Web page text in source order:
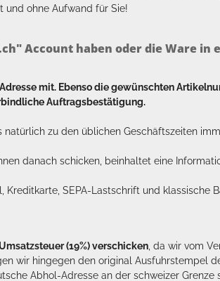
und ohne Aufwand für Sie!
Account haben oder die Ware in
mit. Ebenso die gewünschten
Auftragsbestätigung.
natürlich zu den üblichen Geschäftszeiten
danach schicken, beinhaltet eine
SEPA-Lastschrift und klassische
(19%) verschicken , da wir vom
wir hingegen den original Ausfuhrstempel
Abhol-Adresse an der schweizer Grenze